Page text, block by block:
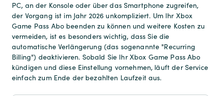
PC, an der Konsole oder über das Smartphone zugreifen,
der Vorgang ist im Jahr 2026 unkompliziert. Um Ihr Xbox
Game Pass Abo beenden zu können und weitere Kosten zu
vermeiden, ist es besonders wichtig, dass Sie die
automatische Verlängerung (das sogenannte "Recurring
Billing") deaktivieren. Sobald Sie Ihr Xbox Game Pass Abo
kündigen und diese Einstellung vornehmen, läuft der Service
einfach zum Ende der bezahlten Laufzeit aus.